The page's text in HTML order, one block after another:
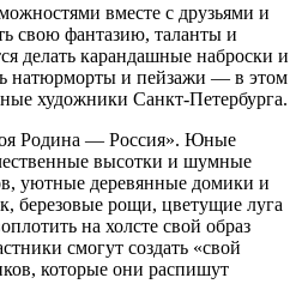
вместе с друзьями и
свою фантазию, таланты и
делать карандашные наброски и
натюрморты и пейзажи — в этом
художники Санкт-Петербурга.
Родина — Россия». Юные
высотки и шумные
уютные деревянные домики и
березовые рощи, цветущие луга
на холсте свой образ
смогут создать «свой
которые они распишут